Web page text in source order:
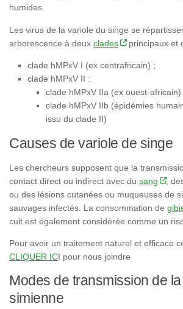
humides.
Les virus de la variole du singe se
arborescence à deux clades principaux et
clade hMPxV I (ex centrafricain) ;
clade hMPxV II :
clade hMPxV IIa (ex ouest-africain)
clade hMPxV IIb (épidémies
issu du clade II)
Causes de variole de singe
Les chercheurs supposent que la
contact direct ou indirect avec du sang
,
ou des lésions cutanées ou muqueuses de
sauvages infectés. La consommation de
cuit est également considérée comme un
Pour avoir un traitement naturel et efficace
CLIQUER ICI pour nous joindre
Modes de transmission de
simienne